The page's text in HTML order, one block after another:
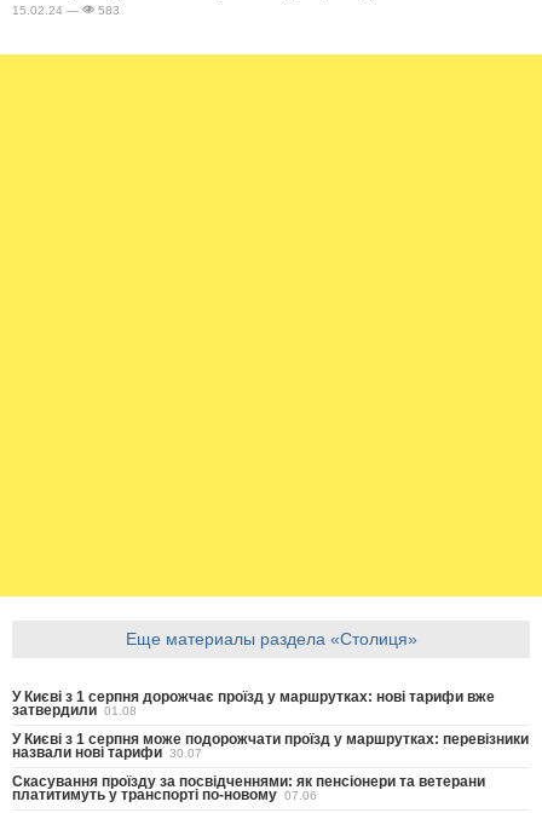
15.02.24 — 583
Еще материалы раздела «Столиця»
У Києві з 1 серпня дорожчає проїзд у маршрутках: нові тарифи вже
затвердили 01.08
У Києві з 1 серпня може подорожчати проїзд у маршрутках: перевізники
назвали нові тарифи 30.07
Скасування проїзду за посвідченнями: як пенсіонери та ветерани
платитимуть у транспорті по-новому 07.06